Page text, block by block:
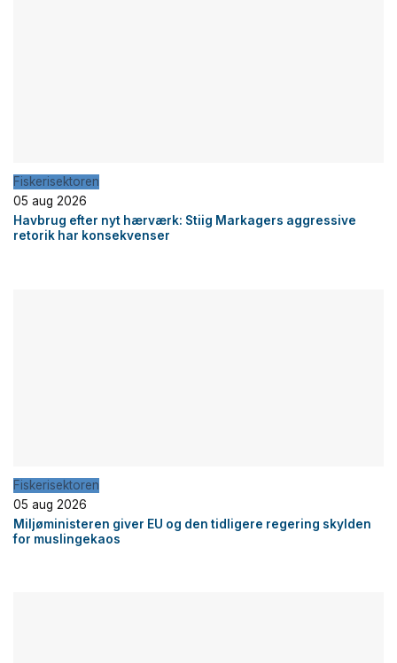
Fiskerisektoren
05 aug 2026
Havbrug efter nyt hærværk: Stiig Markagers aggressive
retorik har konsekvenser
Fiskerisektoren
05 aug 2026
Miljøministeren giver EU og den tidligere regering skylden
for muslingekaos